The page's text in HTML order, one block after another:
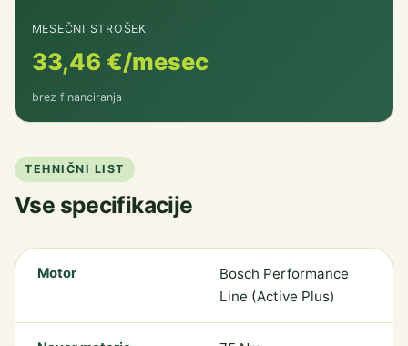
MESEČNI STROŠEK
33,46 €/mesec
brez financiranja
TEHNIČNI LIST
Vse specifikacije
Motor
Bosch Performance
Line (Active Plus)